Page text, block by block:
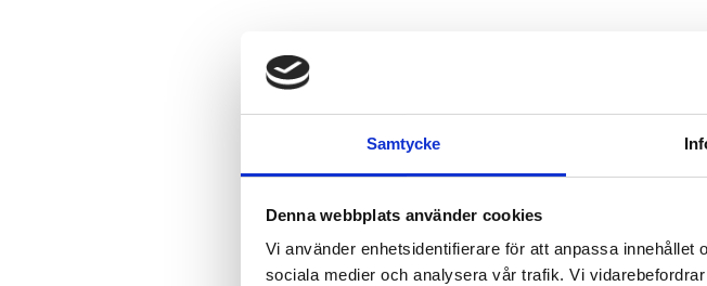
Samtycke
Denna webbplats använder cookies
Vi använder enhetsidentifierare för att anpassa
sociala medier och analysera vår trafik. Vi